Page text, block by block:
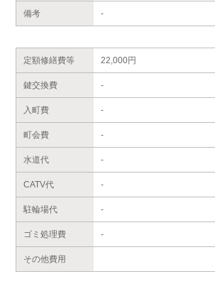
備考 -
定額修繕費等 22,000円
鍵交換費 -
入町費 -
町会費 -
水道代 -
CATV代 -
駐輪場代 -
ゴミ処理費 -
その他費用